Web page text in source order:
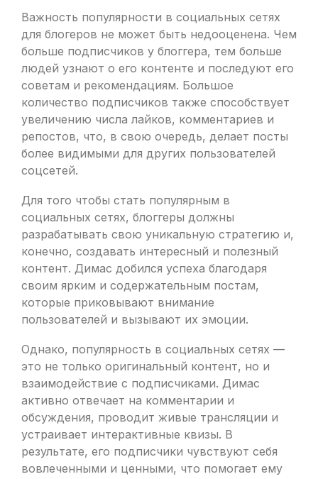
Важность популярности в социальных сетях
для блогеров не может быть недооценена. Чем
больше подписчиков у блоггера, тем больше
людей узнают о его контенте и последуют его
советам и рекомендациям. Большое
количество подписчиков также способствует
увеличению числа лайков, комментариев и
репостов, что, в свою очередь, делает посты
более видимыми для других пользователей
соцсетей.
Для того чтобы стать популярным в
социальных сетях, блоггеры должны
разрабатывать свою уникальную стратегию и,
конечно, создавать интересный и полезный
контент. Димас добился успеха благодаря
своим ярким и содержательным постам,
которые приковывают внимание
пользователей и вызывают их эмоции.
Однако, популярность в социальных сетях —
это не только оригинальный контент, но и
взаимодействие с подписчиками. Димас
активно отвечает на комментарии и
обсуждения, проводит живые трансляции и
устраивает интерактивные квизы. В
результате, его подписчики чувствуют себя
вовлеченными и ценными, что помогает ему